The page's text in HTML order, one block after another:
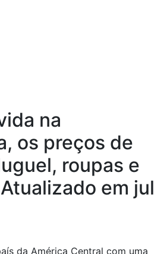
na
os preços de
roupas e
em jul
da América Central com uma